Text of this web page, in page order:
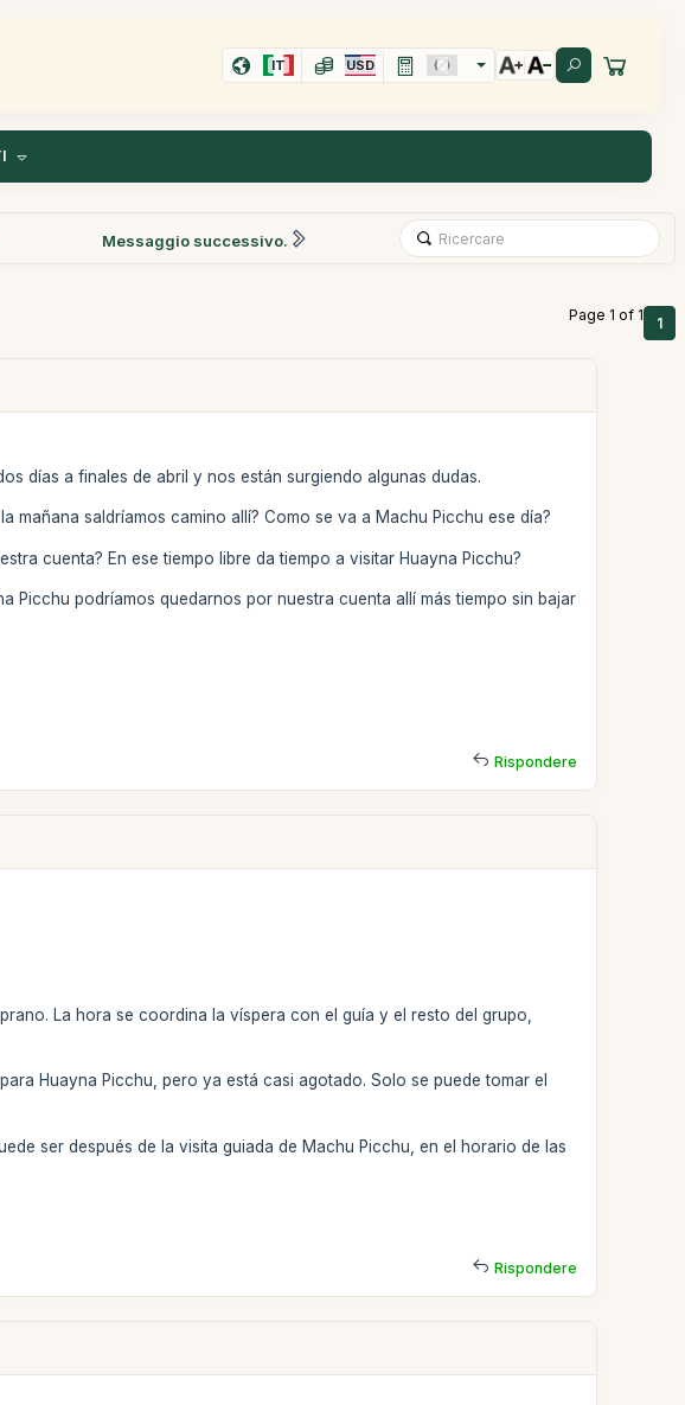
IT USD
Messaggio successivo.
Page 1 of 1 1
días a finales de abril y nos están surgiendo algunas dudas.
mañana saldríamos camino allí? Como se va a Machu Picchu ese día?
cuenta? En ese tiempo libre da tiempo a visitar Huayna Picchu?
Picchu podríamos quedarnos por nuestra cuenta allí más tiempo sin bajar
Rispondere
La hora se coordina la víspera con el guía y el resto del grupo,
Huayna Picchu, pero ya está casi agotado. Solo se puede tomar el
ser después de la visita guiada de Machu Picchu, en el horario de las
Rispondere